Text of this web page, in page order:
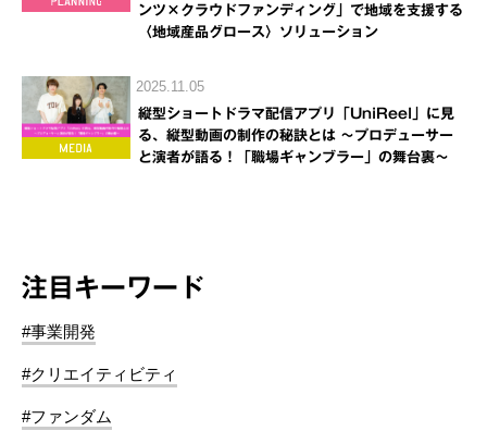
ンツ×クラウドファンディング」で地域を支援する
〈地域産品グロース〉ソリューション
2025.11.05
縦型ショートドラマ配信アプリ「UniReel」に見
る、縦型動画の制作の秘訣とは ～プロデューサー
と演者が語る！「職場ギャンブラー」の舞台裏～
注目キーワード
#事業開発
#クリエイティビティ
#ファンダム